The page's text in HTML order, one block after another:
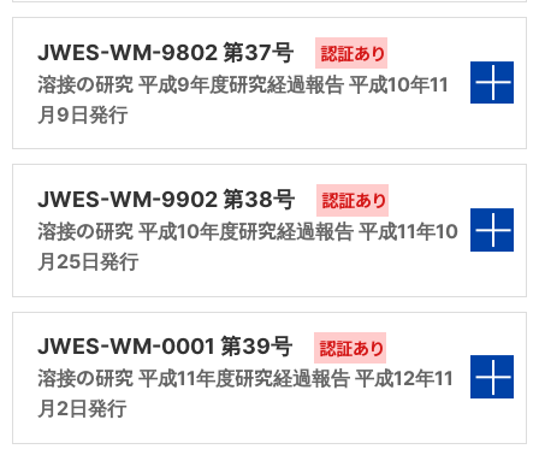
第6編 WES 0002（溶接材料規格の書き方）の
見直し（平成2年度 規格化第9分科会報告）
第5編 フラックス入りワイヤによるすみ肉溶接で
の気孔に関する研究（平成3年度 共研第5分科
会報告）
第6編 溶接材料のISO国際規格とJISの整合化
の進め方（平成3年度 規格化第9分科会報告）
作成（平成4年度 調査第3分科会 報告）
第4編 局所排気の条件と気孔との関係に関する
調査（平成4年度 共研第4分科会 報告）
の気孔に関する研究（平成4年度 共研第5分科
会 報告）
第6編 溶接材料のISO国際規格とJISの整合化
（平成4年度 規格化第9分科会 報告）
成5年度 共研第2分科会 報告）
第3編 大入熱SAWの拡散性水素量に関する研
究（平成5年度 共研第3分科会 報告）
第4編 局所排気の条件と気孔との関係に関する
調査（平成5年度 共研第4分科会 報告）
第5編 フラックス入りワイヤによるすみ肉溶接で
の気孔に関する研究（平成5年度 共研第5分科
会 報告）
第1編 現場における溶接材料の管理マニュアル
のWES化（平成6年度 調査第1分科会 報告）
第2編 鋼溶接部の水素量測定方法の見直し（平
成6年度 共研第2分科会 報告）
第3編 ステンレス鋼用フラックス入りワイヤの
ISO国際規格素案作成（平成6年度 調査第3分
科会 報告）
第4編 局所排気装置の条件と気孔との関係に関
する調査（平成6年度 共研第4分科会 報告）
第1編 炭素鋼及び低合金鋼エレクトロスラグ溶
接ワイヤ及びフラックスのJIS原案作成（平成7
年度 調査第1分科会 報告）
第2編 鋼溶接部の水素量測定方法の見直し（平
成7年度 共研第2分科会 報告）
第3編 ステンレス鋼フラックス入りワイヤのISO
の動向に関する調査（平成8年度 調査第1分科
会 報告）
第2編 化学分析用溶着金属試料の作製方法の
lSO国際規格改正素案作成（平成8年度 調査第
JWES-WM-9802 第37号 認証あり
溶接の研究 平成9年度研究経過報告 平成10年11
月9日発行
JWES-WM-9902 第38号 認証あり
溶接の研究 平成10年度研究経過報告 平成11年10
月25日発行
JWES-WM-0001 第39号 認証あり
溶接の研究 平成11年度研究経過報告 平成12年11
月2日発行